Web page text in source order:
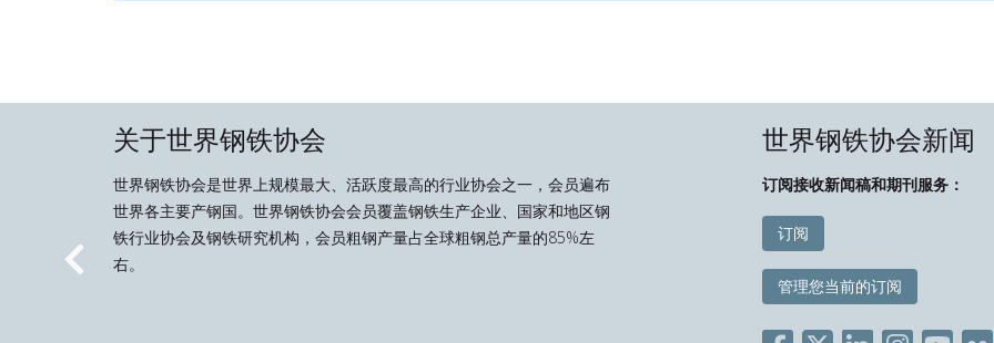
关于世界钢铁协会
世界钢铁协会是世界上规模最大、活跃度最高的行业协会之一，会员遍布
世界各主要产钢国。世界钢铁协会会员覆盖钢铁生产企业、国家和地区钢
铁行业协会及钢铁研究机构，会员粗钢产量占全球粗钢总产量的85%左
右。
世界钢铁协会新闻
订阅接收新闻稿和期刊服务：
订阅
管理您当前的订阅
Previous